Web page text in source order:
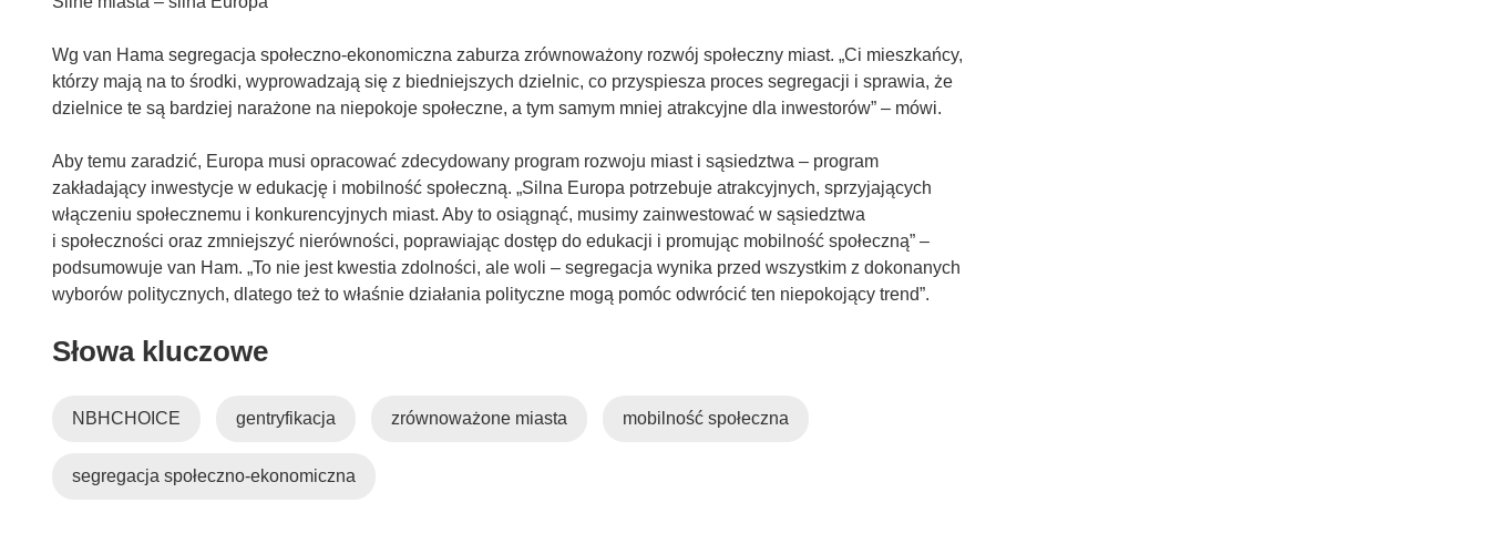
Wg van Hama segregacja społeczno-ekonomiczna zaburza zrównoważony rozwój społeczny miast. „Ci mieszkańcy,
którzy mają na to środki, wyprowadzają się z biedniejszych dzielnic, co przyspiesza proces segregacji i sprawia, że
dzielnice te są bardziej narażone na niepokoje społeczne, a tym samym mniej atrakcyjne dla inwestorów” – mówi.
Aby temu zaradzić, Europa musi opracować zdecydowany program rozwoju miast i sąsiedztwa – program
zakładający inwestycje w edukację i mobilność społeczną. „Silna Europa potrzebuje atrakcyjnych, sprzyjających
włączeniu społecznemu i konkurencyjnych miast. Aby to osiągnąć, musimy zainwestować w sąsiedztwa
i społeczności oraz zmniejszyć nierówności, poprawiając dostęp do edukacji i promując mobilność społeczną” –
podsumowuje van Ham. „To nie jest kwestia zdolności, ale woli – segregacja wynika przed wszystkim z dokonanych
wyborów politycznych, dlatego też to właśnie działania polityczne mogą pomóc odwrócić ten niepokojący trend”.
Słowa kluczowe
NBHCHOICE gentryfikacja zrównoważone miasta mobilność społeczna
segregacja społeczno-ekonomiczna